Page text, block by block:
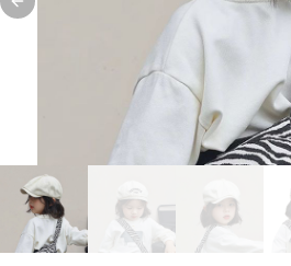
Previous slide